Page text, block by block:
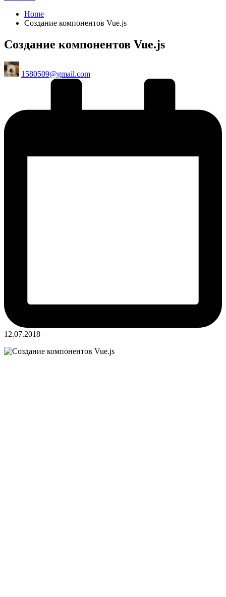
Home
Создание компонентов Vue.js
Создание компонентов Vue.js
Posted
by
1580509@gmail.com
12.07.2018